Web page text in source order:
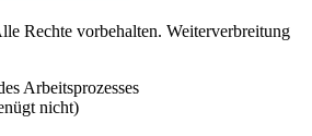
Rechte vorbehalten. Weiterverbreitung
Arbeitsprozesses
nicht)